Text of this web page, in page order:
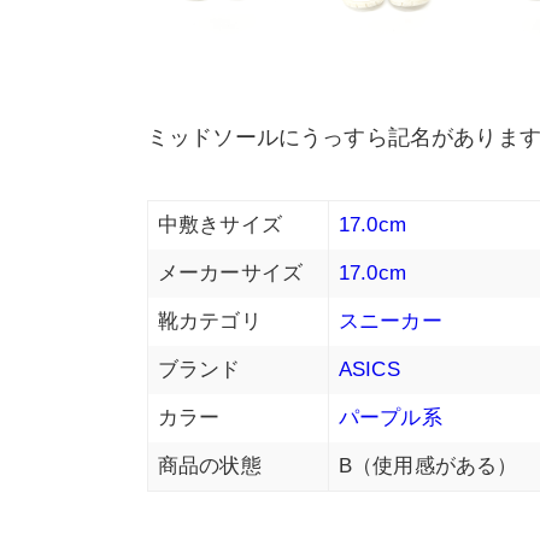
ミッドソールにうっすら記名があります
中敷きサイズ 17.0cm
メーカーサイズ 17.0cm
靴カテゴリ スニーカー
ブランド ASICS
カラー パープル系
商品の状態 B（使用感がある）